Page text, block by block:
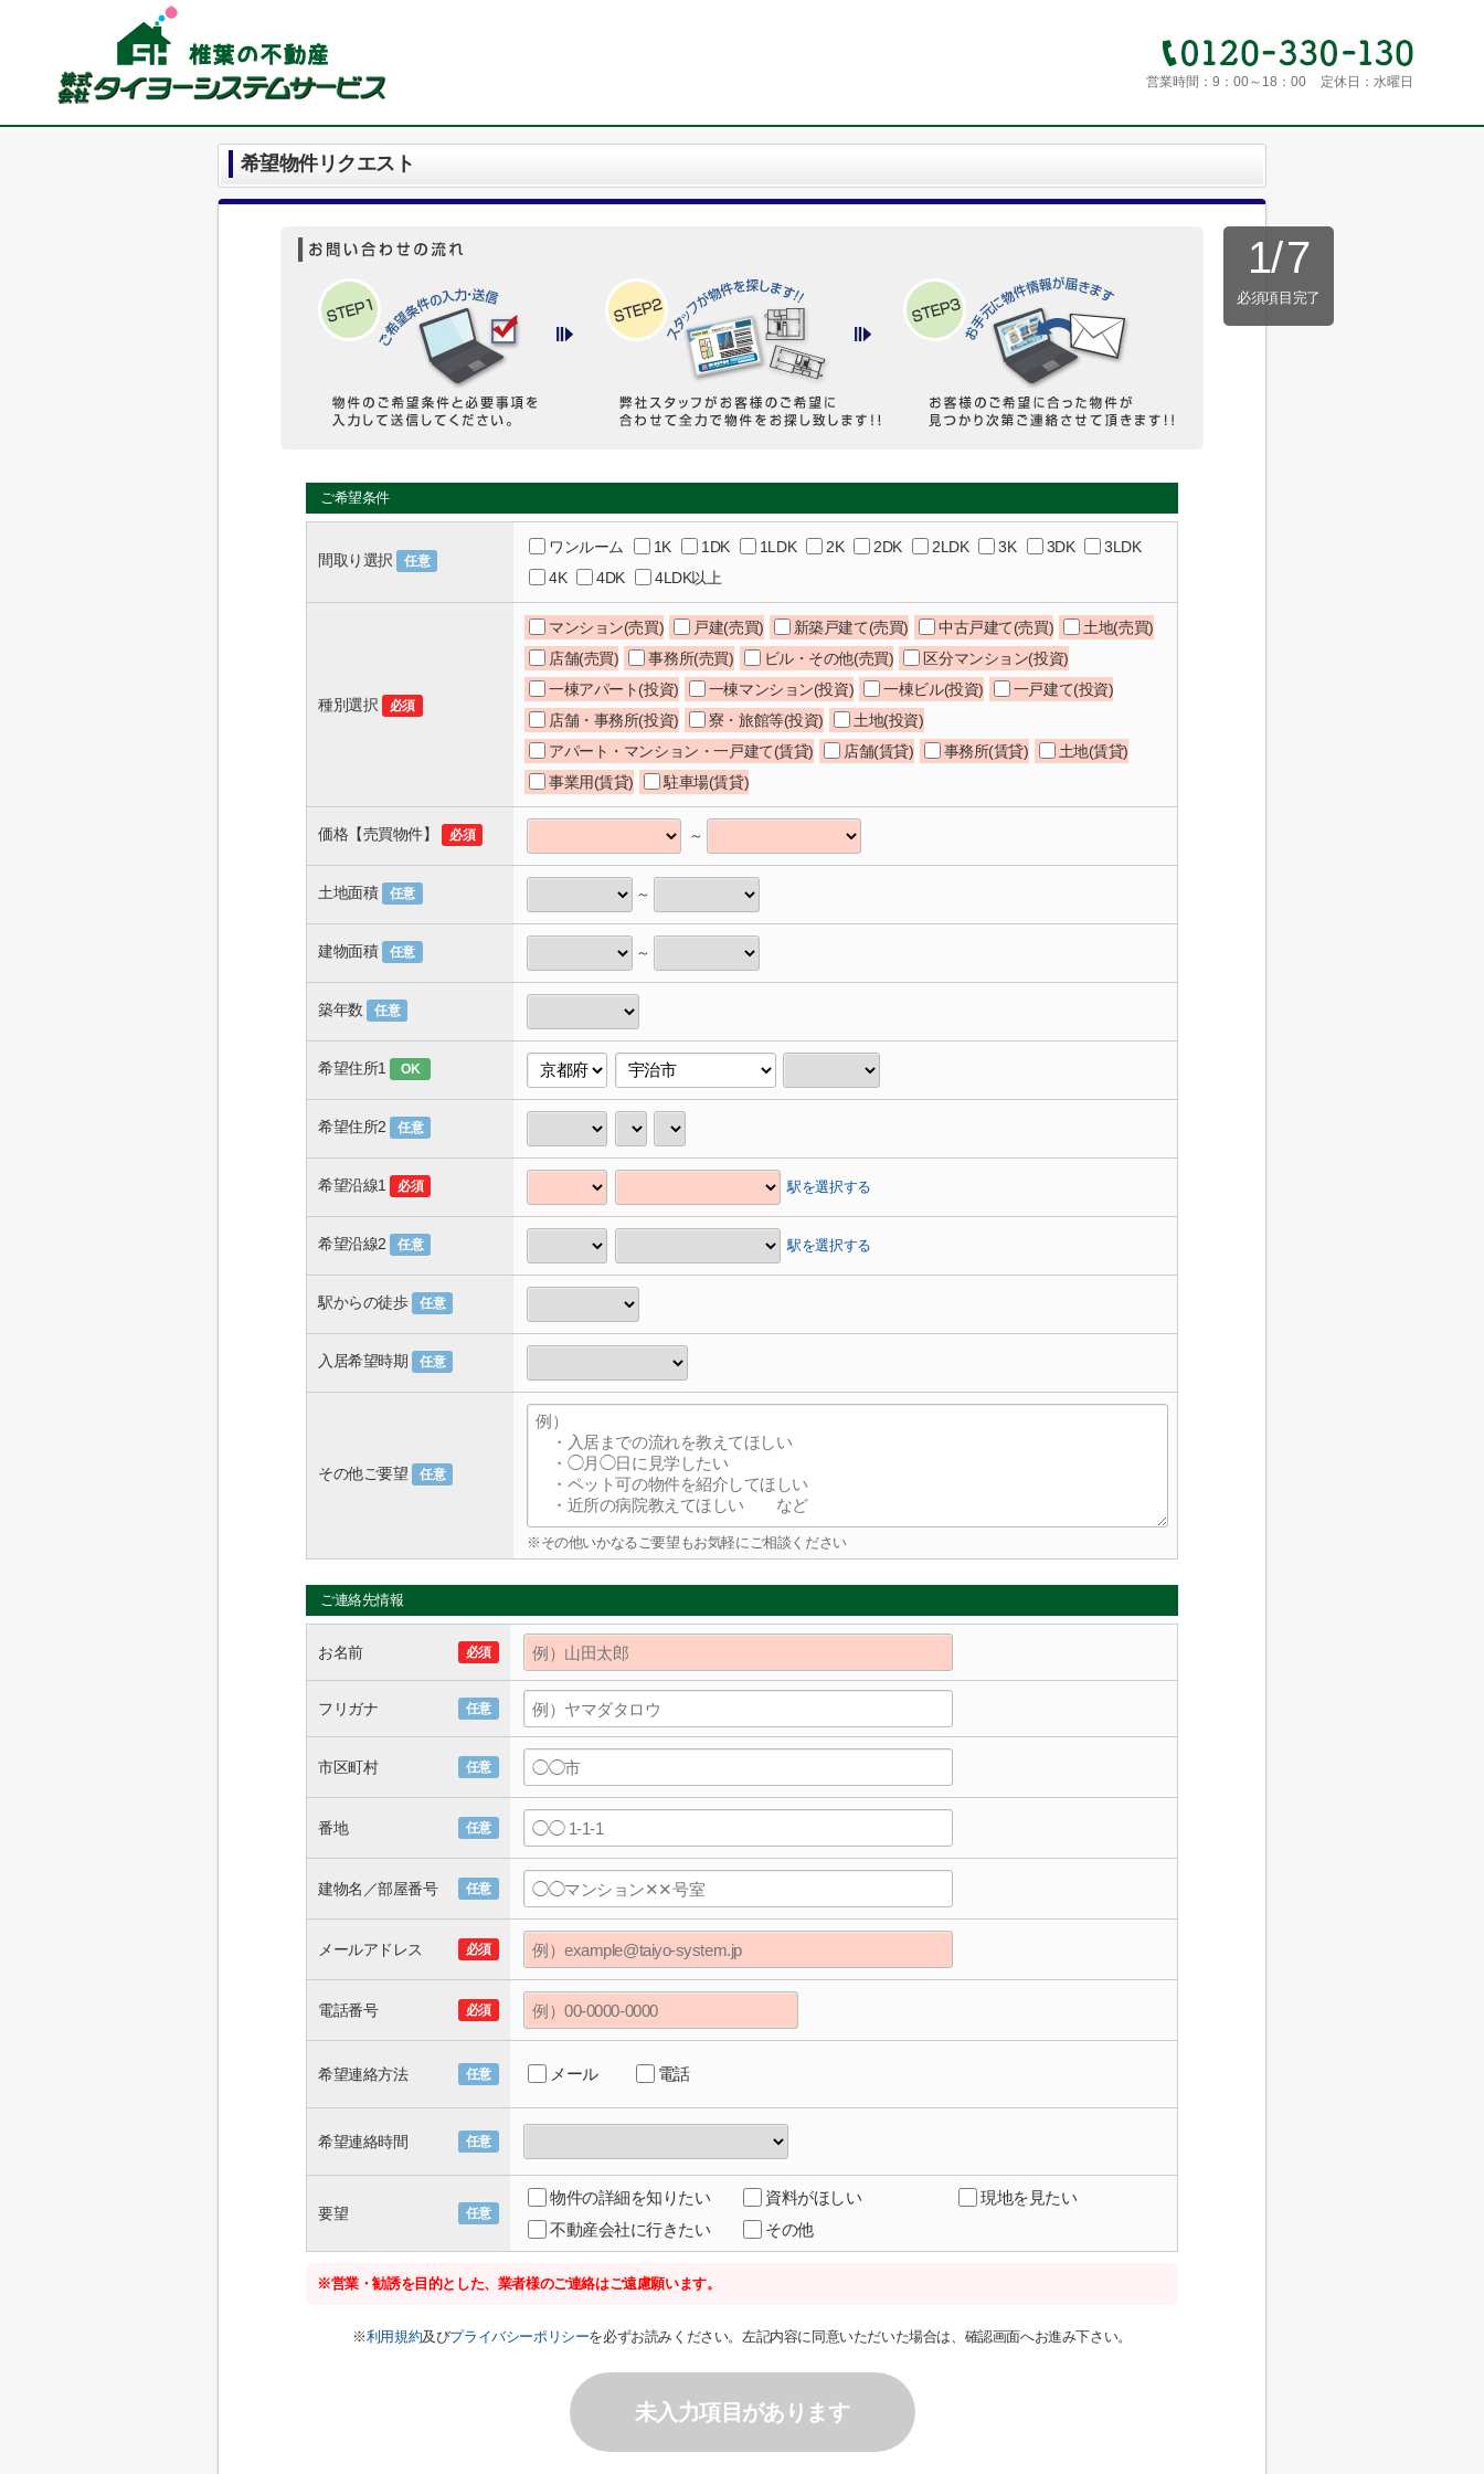
営業時間： 9：00～18：00 定休日： 水曜日
希望物件リクエスト
1/7
必須項目完了
ご希望条件
間取り選択 任意
ワンルーム 1K 1DK 1LDK 2K 2DK 2LDK 3K 3DK
3LDK
4K
4DK 4LDK以上
種別選択 必須
マンション(売買) 戸建(売買) 新築戸建て(売買) 中古戸建て(売買)
土地(売買)
店舗(売買)
事務所(売買) ビル・その他(売買)
区分マンション(投資)
一棟アパート(投資)
一棟マンション(投資) 一棟ビル(投資)
一戸建て(投資)
店舗・事務所(投資)
寮・旅館等(投資)
土地(投資)
アパート・マンション・一戸建て(賃貸)
店舗(賃貸) 事務所(賃貸)
土地(賃貸)
事業用(賃貸)
駐車場(賃貸)
価格【売買物件】 必須 ～
土地面積 任意 ～
建物面積 任意 ～
築年数 任意
希望住所1 OK
希望住所2 任意
希望沿線1 必須 駅を選択する
希望沿線2 任意 駅を選択する
駅からの徒歩 任意
入居希望時期 任意
その他ご要望 任意
※その他いかなるご要望もお気軽にご相談ください
ご連絡先情報
お名前 必須
フリガナ 任意
市区町村 任意
番地 任意
建物名／部屋番号 任意
メールアドレス 必須
電話番号 必須
希望連絡方法 任意 メール 電話
希望連絡時間 任意
要望 任意
物件の詳細を知りたい 資料がほしい
現地を見たい
不動産会社に行きたい
その他
※営業・勧誘を目的とした、業者様のご連絡はご遠慮願います。
※利用規約及びプライバシーポリシーを必ずお読みください。左記内容に同意いただいた場合は、確認画面へお進み下さい。
未入力項目があります